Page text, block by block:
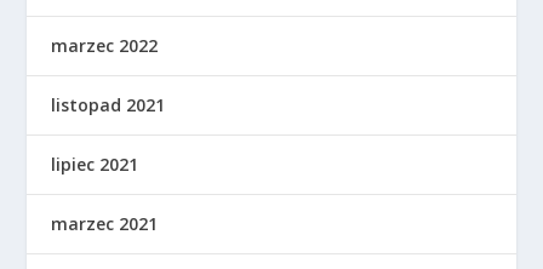
marzec 2022
listopad 2021
lipiec 2021
marzec 2021